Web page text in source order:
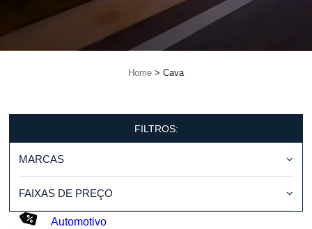
Home Cava
FILTROS:
MARCAS
FAIXAS DE PREÇO
Automotivo